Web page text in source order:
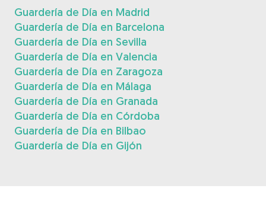
Guardería de Día en Madrid
Guardería de Día en Barcelona
Guardería de Día en Sevilla
Guardería de Día en Valencia
Guardería de Día en Zaragoza
Guardería de Día en Málaga
Guardería de Día en Granada
Guardería de Día en Córdoba
Guardería de Día en Bilbao
Guardería de Día en Gijón